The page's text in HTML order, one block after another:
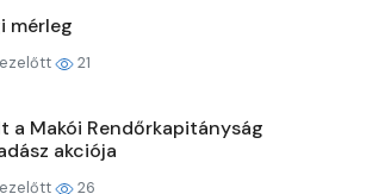
mérleg
ezelőtt 21
a Makói Rendőrkapitányság
akciója
ezelőtt 26